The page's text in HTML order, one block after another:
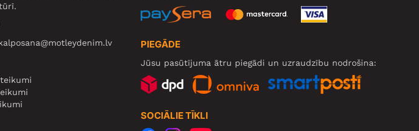
PIEGĀDE
Jūsu pasūtījuma ātru piegādi un uzraudzību nodrošina:
SOCIĀLIE TĪKLI